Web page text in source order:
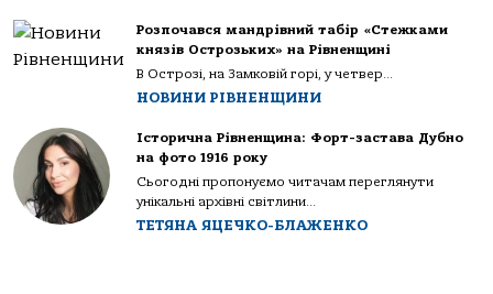
Розпочався мандрівний табір «Стежками
князів Острозьких» на Рівненщині
В Острозі, на Замковій горі, у четвер...
НОВИНИ РІВНЕНЩИНИ
Історична Рівненщина: Форт-застава Дубно
на фото 1916 року
Сьогодні пропонуємо читачам переглянути
унікальні архівні світлини...
ТЕТЯНА ЯЦЕЧКО-БЛАЖЕНКО